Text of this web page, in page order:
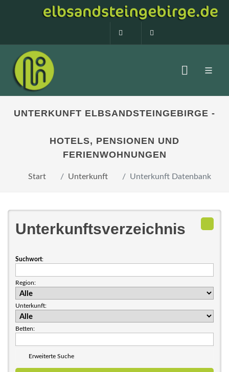
0160 99873408
UNTERKUNFT ELBSANDSTEINGEBIRGE -
HOTELS, PENSIONEN UND
FERIENWOHNUNGEN
Start Unterkunft Unterkunft Datenbank
Unterkunftsverzeichnis
Suchwort:
Region:
Unterkunft:
Betten:
Erweiterte Suche